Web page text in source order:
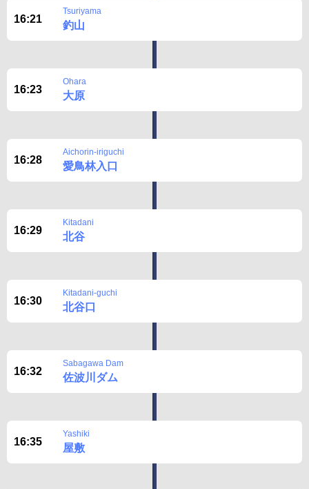
16:21
Tsuriyama
釣山
16:23
Ohara
大原
16:28
Aichorin-iriguchi
愛鳥林入口
16:29
Kitadani
北谷
16:30
Kitadani-guchi
北谷口
16:32
Sabagawa Dam
佐波川ダム
16:35
Yashiki
屋敷